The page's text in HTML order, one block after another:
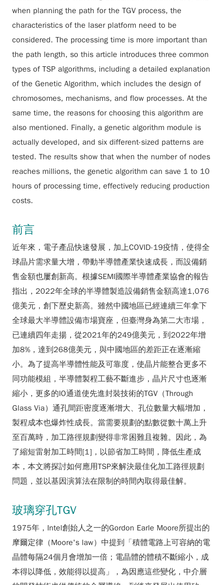
when planning the path for the TGV process, the
characteristics of the laser platform need to be
considered. The processing time is more important than
the path length, so this article introduces three common
types of TSP algorithms, including a detailed explanation
of the Genetic Algorithm, which includes the design of
chromosomes, mechanisms, and flow processes. At the
same time, the reasons for choosing this algorithm are
also mentioned. Finally, a genetic algorithm module is
actually developed, and six different-sized patterns are
tested. The results show that when the number of nodes
reaches millions, the genetic algorithm can save 1 to 10
hours of processing time, effectively reducing production
costs.
前言
近年來，電子產品快速發展，加上COVID-19疫情，使得全
球晶片需求量大增，帶動半導體產業快速成長，而設備銷
售金額也屢創新高。根據SEMI國際半導體產業協會的報告
指出，2022年全球的半導體製造設備銷售金額高達1,076
億美元，創下歷史新高。雖然中國地區已經連續三年拿下
全球最大半導體設備市場寶座，但臺灣身為第二大市場，
已連續四年走揚，從2021年的249億美元，到2022年增
加8%，達到268億美元，與中國地區的差距正在逐漸縮
小。為了提高半導體性能及可靠度，使晶片能整合更多不
同功能模組，半導體製程工藝不斷進步，晶片尺寸也逐漸
縮小，更多的IO通道使先進封裝技術的TGV（Through
Glass Via）通孔間距密度逐漸增大、孔位數量大幅增加，
製程成本也爆炸性成長。當需要規劃的點數從數十萬上升
至百萬時，加工路徑規劃變得非常困難且複雜。因此，為
了縮短雷射加工時間[1]，以節省加工時間，降低生產成
本，本文將探討如何應用TSP來解決最佳化加工路徑規劃
問題，並以基因演算法在限制的時間內取得最佳解。
玻璃穿孔TGV
1975年，Intel創始人之一的Gordon Earle Moore所提出的
摩爾定律（Moore's law）中提到「積體電路上可容納的電
晶體每隔24個月會增加一倍；電晶體的體積不斷縮小，成
本得以降低，效能得以提高」，為因應這些變化，中介層